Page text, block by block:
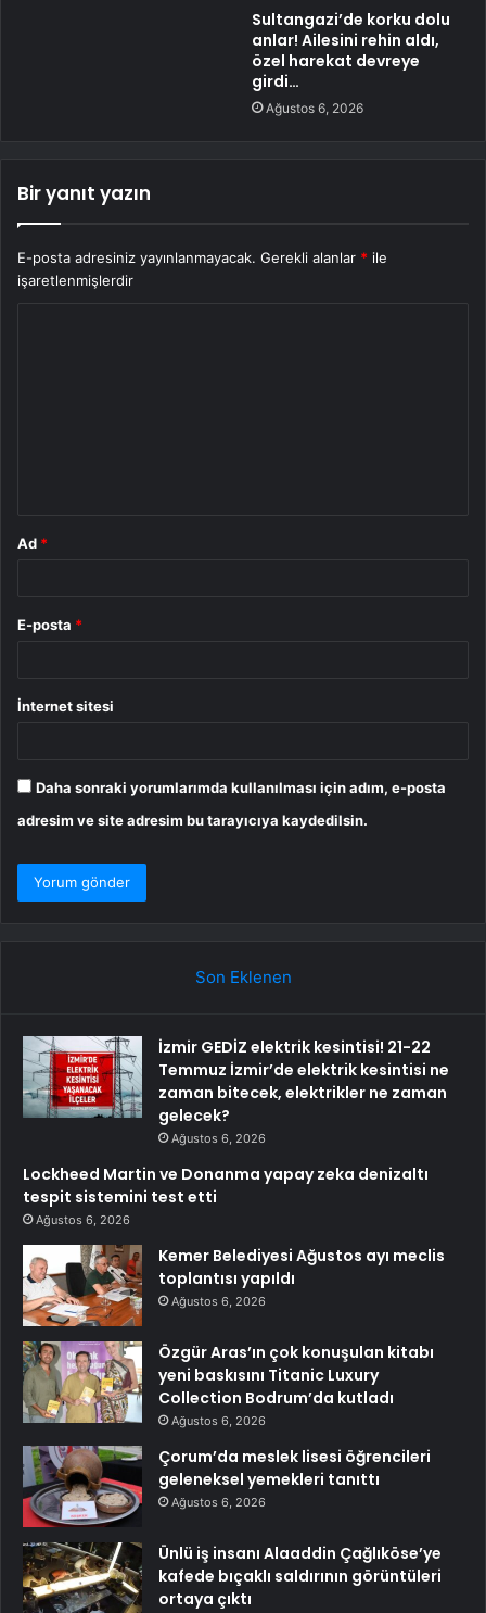
Sultangazi’de korku dolu
anlar! Ailesini rehin aldı,
özel harekat devreye
girdi…
Ağustos 6, 2026
Bir yanıt yazın
E-posta adresiniz yayınlanmayacak. Gerekli alanlar * ile
işaretlenmişlerdir
Ad *
E-posta *
İnternet sitesi
Daha sonraki yorumlarımda kullanılması için adım, e-posta
adresim ve site adresim bu tarayıcıya kaydedilsin.
Son Eklenen
İzmir GEDİZ elektrik kesintisi! 21-22
Temmuz İzmir’de elektrik kesintisi ne
zaman bitecek, elektrikler ne zaman
gelecek?
Ağustos 6, 2026
Lockheed Martin ve Donanma yapay zeka denizaltı
tespit sistemini test etti
Ağustos 6, 2026
Kemer Belediyesi Ağustos ayı meclis
toplantısı yapıldı
Ağustos 6, 2026
Özgür Aras’ın çok konuşulan kitabı
yeni baskısını Titanic Luxury
Collection Bodrum’da kutladı
Ağustos 6, 2026
Çorum’da meslek lisesi öğrencileri
geleneksel yemekleri tanıttı
Ağustos 6, 2026
Ünlü iş insanı Alaaddin Çağlıköse’ye
kafede bıçaklı saldırının görüntüleri
ortaya çıktı